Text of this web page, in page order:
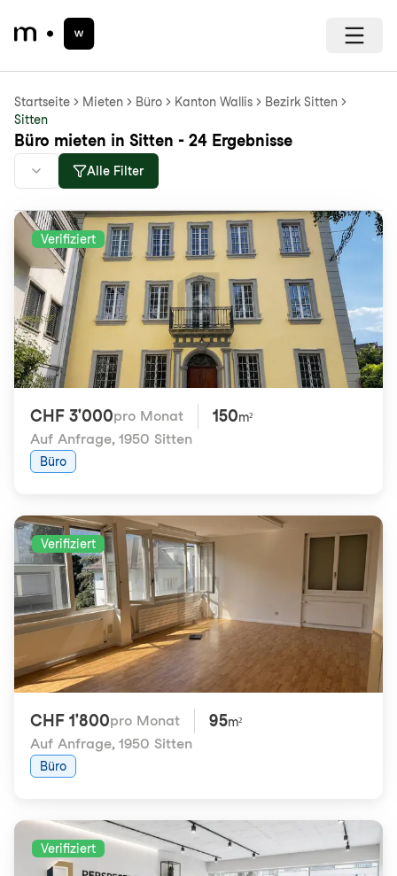
Startseite Mieten Büro Kanton Wallis
Bezirk Sitten
Sitten
Büro mieten in Sitten - 24 Ergebnisse
Alle Filter
Verifiziert
CHF 3'000pro Monat 150m²
Auf Anfrage, 1950 Sitten
Büro
Verifiziert
CHF 1'800pro Monat 95m²
Auf Anfrage, 1950 Sitten
Büro
Verifiziert